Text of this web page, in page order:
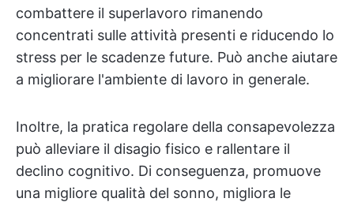
combattere il superlavoro rimanendo
concentrati sulle attività presenti e riducendo lo
stress per le scadenze future. Può anche aiutare
a migliorare l'ambiente di lavoro in generale.
Inoltre, la pratica regolare della consapevolezza
può alleviare il disagio fisico e rallentare il
declino cognitivo. Di conseguenza, promuove
una migliore qualità del sonno, migliora le